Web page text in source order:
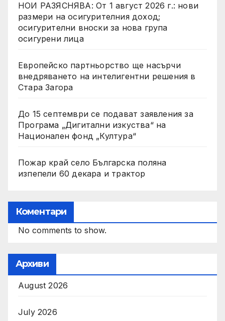
НОИ РАЗЯСНЯВА: От 1 август 2026 г.: нови
размери на осигурителния доход;
осигурителни вноски за нова група
осигурени лица
Европейско партньорство ще насърчи
внедряването на интелигентни решения в
Стара Загора
До 15 септември се подават заявления за
Програма „Дигитални изкуства“ на
Национален фонд „Култура“
Пожар край село Българска поляна
изпепели 60 декара и трактор
Коментари
No comments to show.
Архиви
August 2026
July 2026